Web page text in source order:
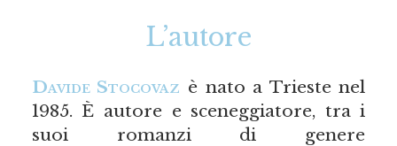
L’autore
Davide Stocovaz è nato a Trieste nel
1985. È autore e sceneggiatore, tra i
suoi romanzi di genere